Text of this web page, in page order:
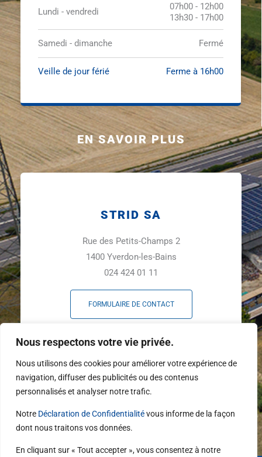
Nous respectons votre vie privée.
Nous utilisons des cookies pour améliorer votre expérience de
navigation, diffuser des publicités ou des contenus
personnalisés et analyser notre trafic.
Notre Déclaration de Confidentialitévous informe de la façon
dont nous traitons vos données.
En cliquant sur « Tout accepter », vous consentez à notre
Lundi - vendredi
07h00 - 12h00
13h30 - 17h00
Samedi - dimanche Fermé
Veille de jour férié Ferme à 16h00
EN SAVOIR PLUS
STRID SA
Rue des Petits-Champs 2
1400 Yverdon-les-Bains
024 424 01 11
FORMULAIRE DE CONTACT
a
c
e
b
o
o
k
f
L
i
n
k
e
i
n
o
u
t
e